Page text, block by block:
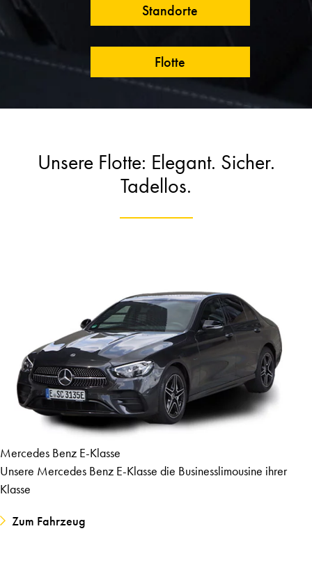
Standorte
Flotte
Unsere Flotte: Elegant. Sicher.
Tadellos.
Mercedes Benz E-Klasse
Unsere Mercedes Benz E-Klasse die Businesslimousine ihrer
Klasse
Zum Fahrzeug